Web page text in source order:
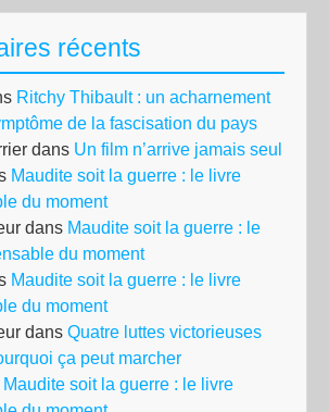
récents
Ritchy Thibault : un acharnement
de la fascisation du pays
dans Un film n’arrive jamais seul
Maudite soit la guerre : le livre
du moment
dans Maudite soit la guerre : le
du moment
Maudite soit la guerre : le livre
du moment
dans Quatre luttes victorieuses
ça peut marcher
Maudite soit la guerre : le livre